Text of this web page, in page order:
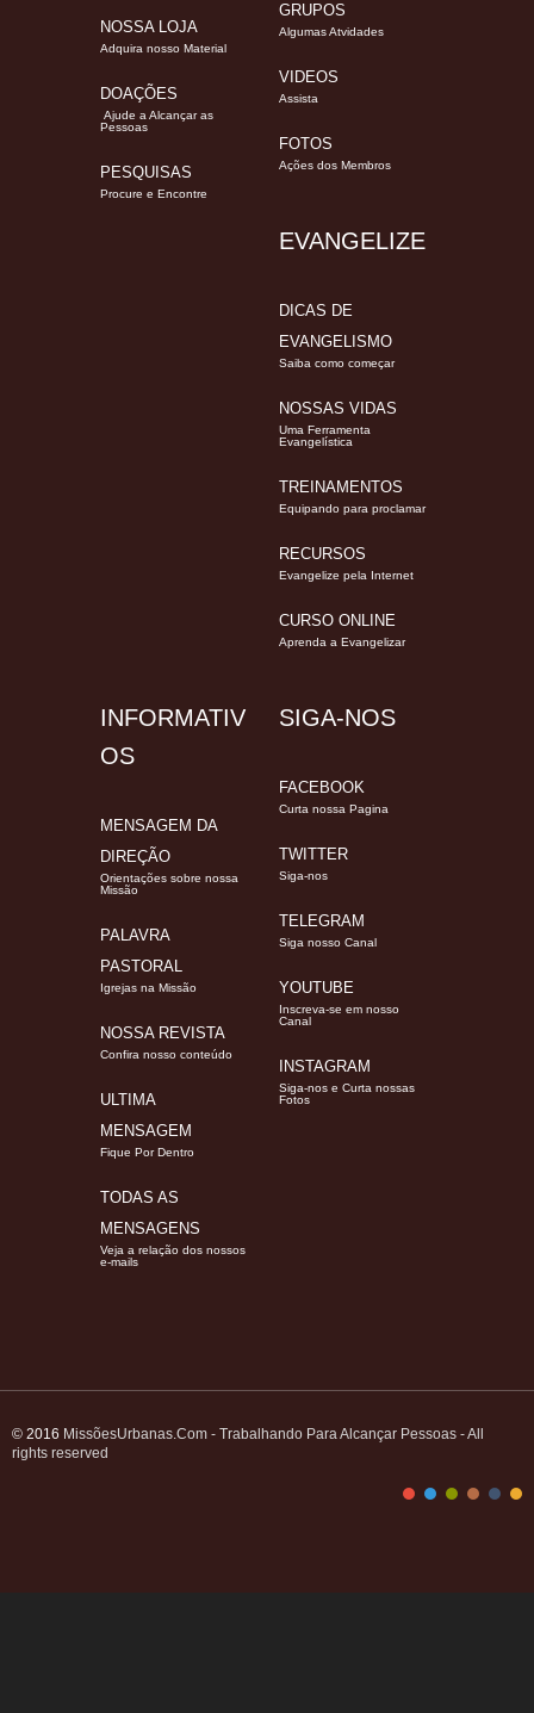
NOSSA LOJA
Adquira nosso Material
DOAÇÕES
Ajude a Alcançar as
Pessoas
PESQUISAS
Procure e Encontre
GRUPOS
Algumas Atvidades
VIDEOS
Assista
FOTOS
Ações dos Membros
EVANGELIZE
DICAS DE
EVANGELISMO
Saiba como começar
NOSSAS VIDAS
Uma Ferramenta
Evangelística
TREINAMENTOS
Equipando para proclamar
RECURSOS
Evangelize pela Internet
CURSO ONLINE
Aprenda a Evangelizar
INFORMATIV
OS
MENSAGEM DA
DIREÇÃO
Orientações sobre nossa
Missão
PALAVRA
PASTORAL
Igrejas na Missão
NOSSA REVISTA
Confira nosso conteúdo
ULTIMA
MENSAGEM
Fique Por Dentro
TODAS AS
MENSAGENS
Veja a relação dos nossos
e-mails
SIGA-NOS
FACEBOOK
Curta nossa Pagina
TWITTER
Siga-nos
TELEGRAM
Siga nosso Canal
YOUTUBE
Inscreva-se em nosso
Canal
INSTAGRAM
Siga-nos e Curta nossas
Fotos
© 2016 MissõesUrbanas.Com - Trabalhando Para Alcançar Pessoas - All
rights reserved